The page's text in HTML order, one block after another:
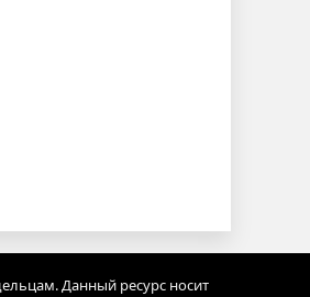
Данный ресурс носит